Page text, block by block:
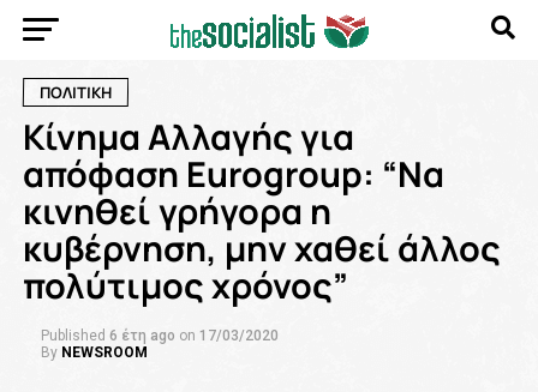
ΠΟΛΙΤΙΚΗ
Κίνημα Αλλαγής για
απόφαση Eurogroup: “Να
κινηθεί γρήγορα η
κυβέρνηση, μην χαθεί άλλος
πολύτιμος χρόνος”
Published 6 έτη ago on 17/03/2020
By NEWSROOM